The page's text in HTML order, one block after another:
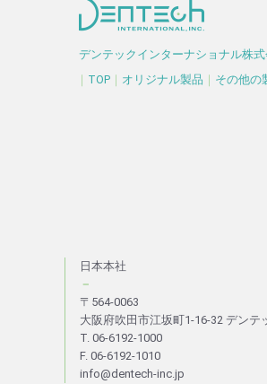
デンテックインターナショナル株式
TOP｜ オリジナル製品 その他の
日本本社
－
〒564-0063
大阪府吹田市江坂町1-16-32 デンテ
T. 06-6192-1000
F. 06-6192-1010
info@dentech-inc.jp